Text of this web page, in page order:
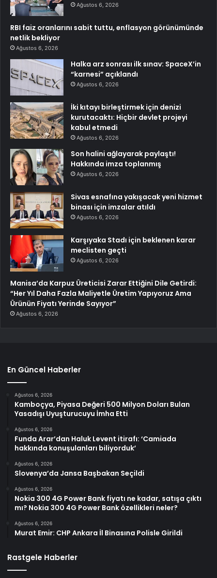
Ağustos 6, 2026
RBI faiz oranlarını sabit tuttu, enflasyon görünümünde
netlik bekliyor
Ağustos 6, 2026
Halka arz sonrası ilk sınav: SpaceX’in
“karnesi” açıklandı
Ağustos 6, 2026
İki kıtayı birleştirmek için denizi
kurutacaktı: Hiçbir devlet projeyi
kabul etmedi
Ağustos 6, 2026
Son halini ağlayarak paylaştı!
Hakkında imza toplanmış
Ağustos 6, 2026
Sivas esnafına yakışacak yeni hizmet
binası için imzalar atıldı
Ağustos 6, 2026
Karşıyaka Stadı için beklenen karar
meclisten geçti
Ağustos 6, 2026
Manisa’da Karpuz Üreticisi Zarar Ettiğini Dile Getirdi:
“Her Yıl Daha Fazla Maliyetle Üretim Yapıyoruz Ama
Ürünün Fiyatı Yerinde Sayıyor”
Ağustos 6, 2026
En Güncel Haberler
Ağustos 6, 2026
Kamboçya, Piyasa Değeri 500 Milyon Doları Bulan
Yasadışı Uyuşturucuyu İmha Etti
Ağustos 6, 2026
Funda Arar’dan Haluk Levent itirafı: ‘Camiada
hakkında konuşulanları biliyorduk’
Ağustos 6, 2026
Slovenya’da Jansa Başbakan Seçildi
Ağustos 6, 2026
Nokia 300 4G Power Bank fiyatı ne kadar, satışa çıktı
mı? Nokia 300 4G Power Bank özellikleri neler?
Ağustos 6, 2026
Murat Emir: CHP Ankara İl Binasına Polisle Girildi
Rastgele Haberler